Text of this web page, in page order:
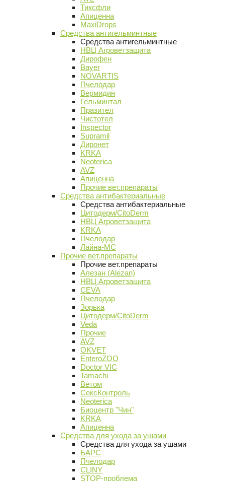
Тиксфли
Апиценна
MaxiDrops
Средства антигельминтные
Средства антигельминтные
НВЦ Агроветзащита
Дирофен
Bayer
NOVARTIS
Пчелодар
Вермидин
Гельминтал
Празител
Чистотел
Inspector
Supramil
Диронет
KRKA
Neoterica
AVZ
Апиценна
Прочие вет.препараты
Средства антибактериальные
Средства антибактериальные
Цитодерм/CitoDerm
НВЦ Агроветзащита
KRKA
Пчелодар
Лайна-МС
Прочие вет.препараты
Прочие вет.препараты
Алезан (Alezan)
НВЦ Агроветзащита
CEVA
Пчелодар
Зорька
Цитодерм/CitoDerm
Veda
Прочие
AVZ
OKVET
EnteroZOO
Doctor VIC
Tamachi
Ветом
СексКонтроль
Neoterica
Биоцентр "Чин"
KRKA
Апиценна
Средства для ухода за ушами
Средства для ухода за ушами
БАРС
Пчелодар
CLINY
STOP-проблема